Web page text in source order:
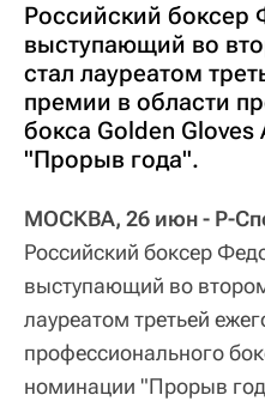
Российский боксер
выступающий во
стал лауреатом
премии в области
бокса Golden
"Прорыв года".
МОСКВА, 26 июн - Р-
Российский боксер
выступающий во
лауреатом третьей
профессионального
номинации "Прорыв